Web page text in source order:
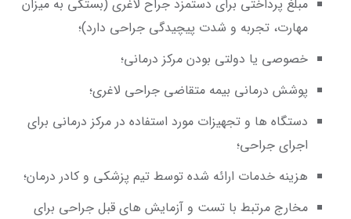
مبلغ پرداختی برای دستمزد جراح لاغری (بستگی به میزان
مهارت، تجربه و شدت پیچیدگی جراحی دارد)؛
خصوصی یا دولتی بودن مرکز درمانی؛
پوشش درمانی بیمه متقاضی جراحی لاغری؛
دستگاه ها و تجهیزات مورد استفاده در مرکز درمانی برای
اجرای جراحی؛
هزینه خدمات ارائه شده توسط تیم پزشکی و کادر درمان؛
مخارج مرتبط با تست و آزمایش های قبل جراحی برای